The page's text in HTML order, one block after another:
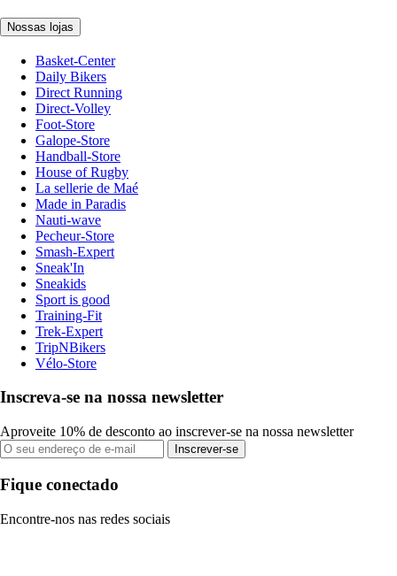
Nossas lojas
Basket-Center
Daily Bikers
Direct Running
Direct-Volley
Foot-Store
Galope-Store
Handball-Store
House of Rugby
La sellerie de Maé
Made in Paradis
Nauti-wave
Pecheur-Store
Smash-Expert
Sneak'In
Sneakids
Sport is good
Training-Fit
Trek-Expert
TripNBikers
Vélo-Store
Inscreva-se na nossa newsletter
Aproveite 10% de desconto ao inscrever-se na nossa newsletter
Inscrever-se
Fique conectado
Encontre-nos nas redes sociais